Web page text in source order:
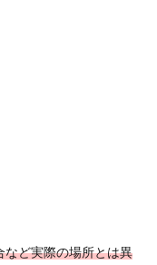
など実際の場所とは異